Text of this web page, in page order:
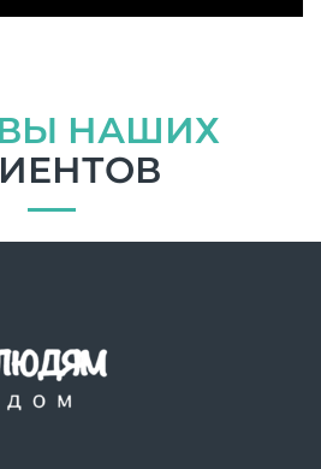
НАШИХ